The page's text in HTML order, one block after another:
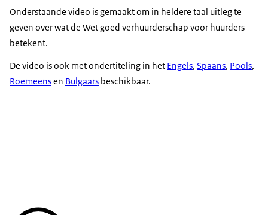
Onderstaande video is gemaakt om in heldere taal uitleg te
geven over wat de Wet goed verhuurderschap voor huurders
betekent.
De video is ook met ondertiteling in het Engels, Spaans, Pools,
Roemeensen Bulgaars beschikbaar.